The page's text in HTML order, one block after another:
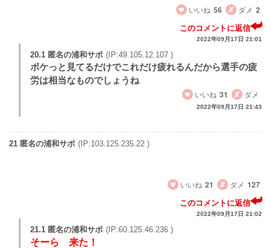
いいね 56 ダメ 2
このコメントに返信
2022年09月17日 21:01
20.1 匿名の浦和サポ (IP:49.105.12.107 )
ボケっと見てるだけでこれだけ疲れるんだから選手の疲
労は相当なものでしょうね
いいね 31 ダメ
2022年09月17日 21:43
21 匿名の浦和サポ (IP:103.125.235.22 )
いいね 21 ダメ 127
このコメントに返信
2022年09月17日 21:02
21.1 匿名の浦和サポ (IP:60.125.46.236 )
そーら 来た！